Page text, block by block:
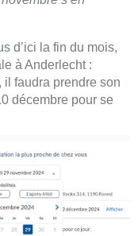
d’ici la fin du mois,
à Anderlecht :
faudra prendre son
décembre pour se